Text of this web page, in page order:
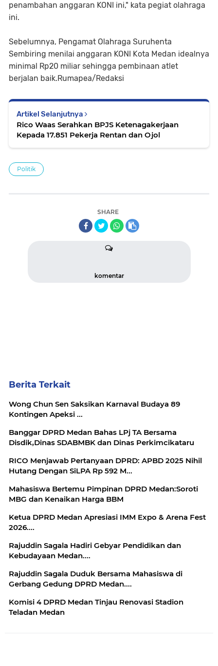
penambahan anggaran KONI ini," kata pegiat olahraga
ini.
Sebelumnya, Pengamat Olahraga Suruhenta
Sembiring menilai anggaran KONI Kota Medan idealnya
minimal Rp20 miliar sehingga pembinaan atlet
berjalan baik.Rumapea/Redaksi
Artikel Selanjutnya
Rico Waas Serahkan BPJS Ketenagakerjaan
Kepada 17.851 Pekerja Rentan dan Ojol
Politik
SHARE
komentar
Berita Terkait
Wong Chun Sen Saksikan Karnaval Budaya 89
Kontingen Apeksi ...
Banggar DPRD Medan Bahas LPj TA Bersama
Disdik,Dinas SDABMBK dan Dinas Perkimcikataru
RICO Menjawab Pertanyaan DPRD: APBD 2025 Nihil
Hutang Dengan SiLPA Rp 592 M...
Mahasiswa Bertemu Pimpinan DPRD Medan:Soroti
MBG dan Kenaikan Harga BBM
Ketua DPRD Medan Apresiasi IMM Expo & Arena Fest
2026....
Rajuddin Sagala Hadiri Gebyar Pendidikan dan
Kebudayaan Medan....
Rajuddin Sagala Duduk Bersama Mahasiswa di
Gerbang Gedung DPRD Medan....
Komisi 4 DPRD Medan Tinjau Renovasi Stadion
Teladan Medan